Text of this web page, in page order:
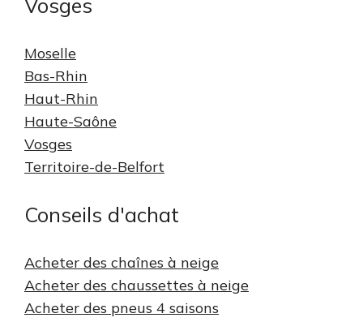
Vosges
Moselle
Bas-Rhin
Haut-Rhin
Haute-Saône
Vosges
Territoire-de-Belfort
Conseils d'achat
Acheter des chaînes à neige
Acheter des chaussettes à neige
Acheter des pneus 4 saisons